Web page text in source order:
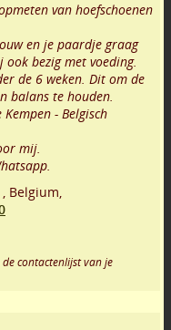
van hoefschoenen
en je paardje graag
bezig met voeding.
de 6 weken. Dit om de
balans te houden.
- Belgisch
mij.
, Belgium,
contactenlijst van je